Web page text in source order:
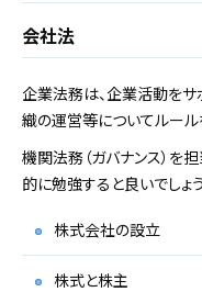
会社法
企業法務は、企業活動を
織の運営等についてルー
機関法務（ガバナンス）を
的に勉強すると良いでしょう
株式会社の設立
株式と株主